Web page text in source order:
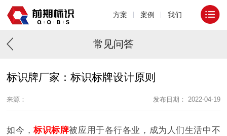
方案 案例 我们
常见问答
标识牌厂家：标识标牌设计原则
来源： 发布日期： 2022-04-19
如今，标识标牌被应用于各行各业，成为人们生活中不